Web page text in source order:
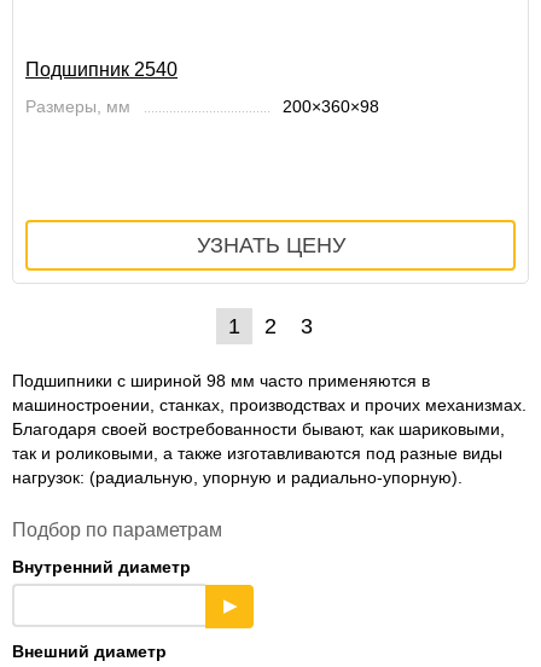
Подшипник 2540
Размеры, мм 200×360×98
1 2 3
Подшипники с шириной 98 мм часто применяются в
машиностроении, станках, производствах и прочих механизмах.
Благодаря своей востребованности бывают, как шариковыми,
так и роликовыми, а также изготавливаются под разные виды
нагрузок: (радиальную, упорную и радиально-упорную).
Подбор по параметрам
Внутренний диаметр
▶
Внешний диаметр